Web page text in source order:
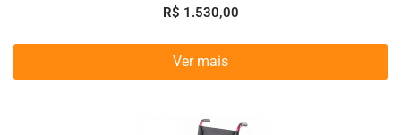
R$ 1.530,00
Ver mais